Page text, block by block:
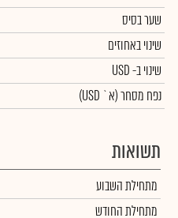
שער בסיס
שינוי באחוזים
שינויב- USD
נפח מסחר(א` USD)
תשואות
מתחילת השבוע
מתחילת החודש